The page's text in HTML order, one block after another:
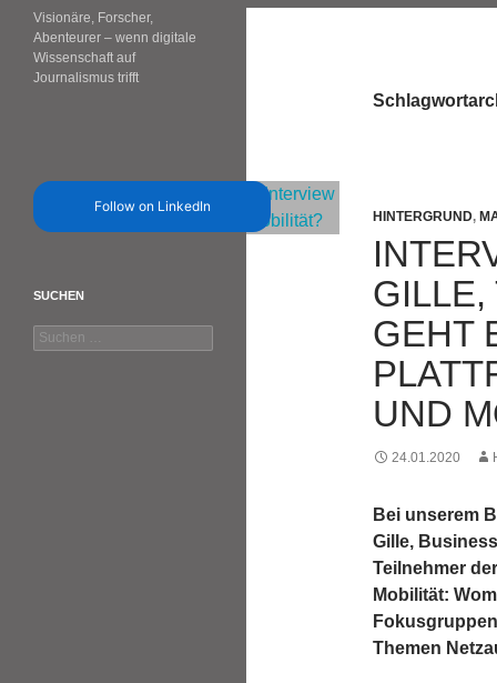
HINTERGRUND,
GILLE,
GEHT
UND
24.01.2020
Bei unserem
Gille,
Teilnehmer
Mobilität:
Themen
Visionäre, Forscher,
Abenteurer – wenn digitale
Wissenschaft auf
Journalismus trifft
Follow on LinkedIn
SUCHEN
Suchen
nach: